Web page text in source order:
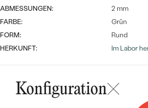
Wave
ABMESSUNGEN:
2 mm
FARBE:
Grün
FORM:
Rund
HERKUNFT:
Im Labor
Konfiguration